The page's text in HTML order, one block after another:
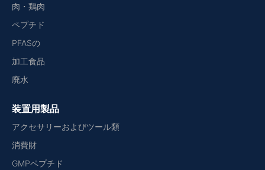
肉・鶏肉
ペプチド
PFASの
加工食品
廃水
装置用製品
アクセサリーおよびツール類
消費財
GMPペプチド